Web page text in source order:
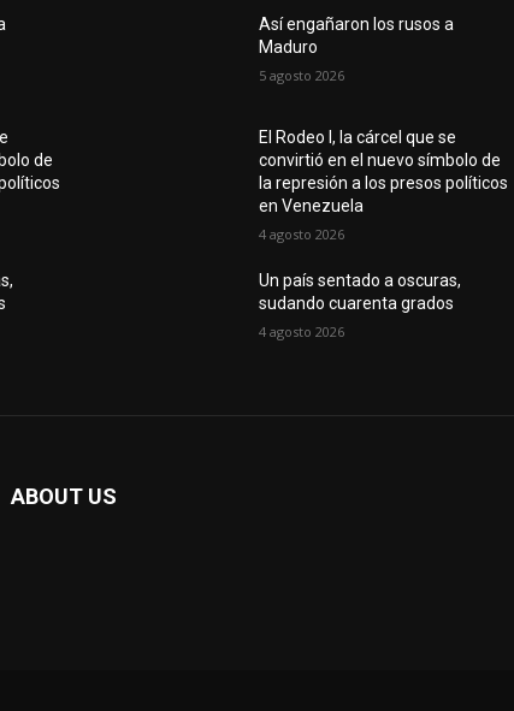
de
Así engañaron los rusos a
Maduro
5 agosto 2026
El Rodeo I, la cárcel que se
convirtió en el nuevo símbolo de
la represión a los presos políticos
en Venezuela
4 agosto 2026
Un país sentado a oscuras,
sudando cuarenta grados
4 agosto 2026
ABOUT US